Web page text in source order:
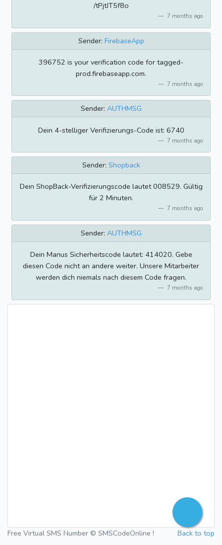
/tPjtJT5f8o
7 months ago
Sender: FirebaseApp
396752 is your verification code for tagged-
prod.firebaseapp.com.
7 months ago
Sender: AUTHMSG
Dein 4-stelliger Verifizierungs-Code ist: 6740
7 months ago
Sender: Shopback
Dein ShopBack-Verifizierungscode lautet 008529. Gültig
für 2 Minuten.
7 months ago
Sender: AUTHMSG
Dein Manus Sicherheitscode lautet: 414020. Gebe
diesen Code nicht an andere weiter. Unsere Mitarbeiter
werden dich niemals nach diesem Code fragen.
7 months ago
Back to top
Free Virtual SMS Number © SMSCodeOnline !